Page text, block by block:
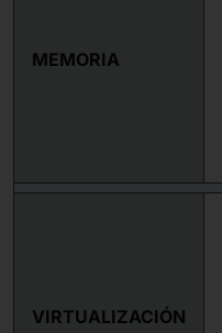
MEMORIA
VIRTUALIZACIÓN